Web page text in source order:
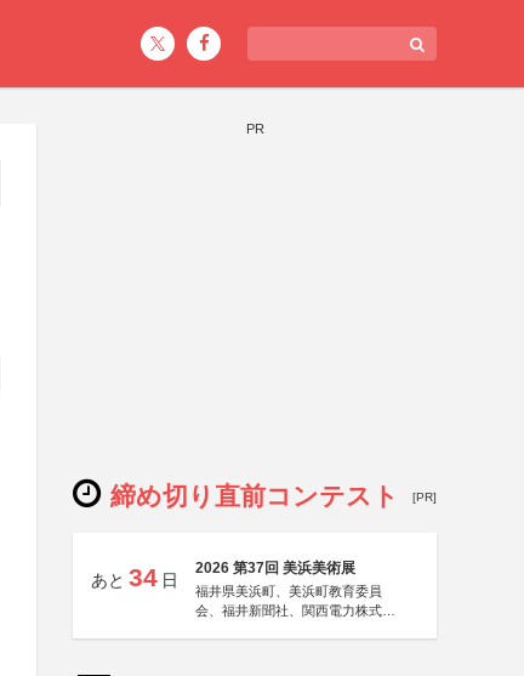
PR
締め切り直前コンテスト [PR]
あと 34 日
2026 第37回 美浜美術展
福井県美浜町、美浜町教育委員
会、福井新聞社、関西電力株式会